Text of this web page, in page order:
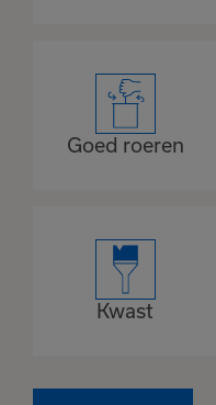
Goed roeren
Kwast